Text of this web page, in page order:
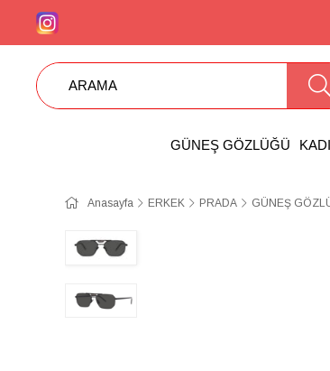
GÜNEŞ GÖZLÜĞÜ
Anasayfa ERKEK PRADA GÜNEŞ